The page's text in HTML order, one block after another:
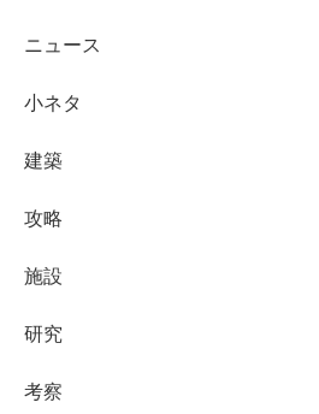
ニュース
小ネタ
建築
攻略
施設
研究
考察